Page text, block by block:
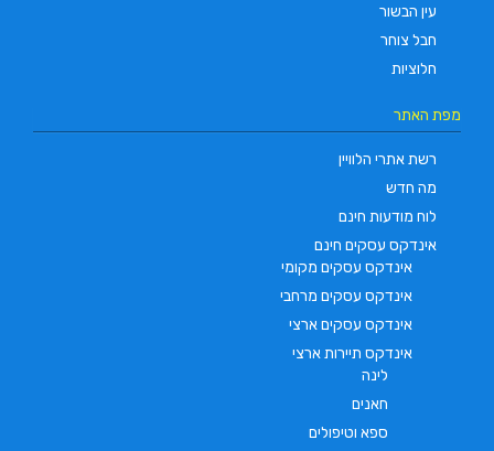
עין הבשור
חבל צוחר
חלוציות
מפת האתר
רשת אתרי הלוויין
מה חדש
לוח מודעות חינם
אינדקס עסקים חינם
אינדקס עסקים מקומי
אינדקס עסקים מרחבי
אינדקס עסקים ארצי
אינדקס תיירות ארצי
לינה
חאנים
ספא וטיפולים